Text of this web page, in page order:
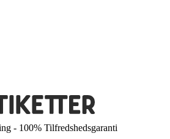
- 100% Tilfredshedsgaranti